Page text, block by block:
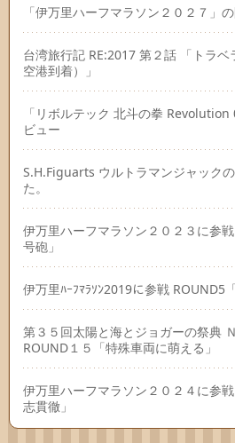
「伊万里ハーフマラソン２０２７」
台湾旅行記 RE:2017 第２話 「トラ
空港到着）」
「リボルテック 北斗の拳
ビュー
S.H.Figuarts ウルトラマンジャック
た。
伊万里ハーフマラソン２０２３に参
号砲」
伊万里ﾊｰﾌﾏﾗｿﾝ2019に参戦 ROUND5
第３５回太陽と海とジョガーの祭典
ROUND１５「特殊車両に萌える」
伊万里ハーフマラソン２０２４に参
志貫徹」